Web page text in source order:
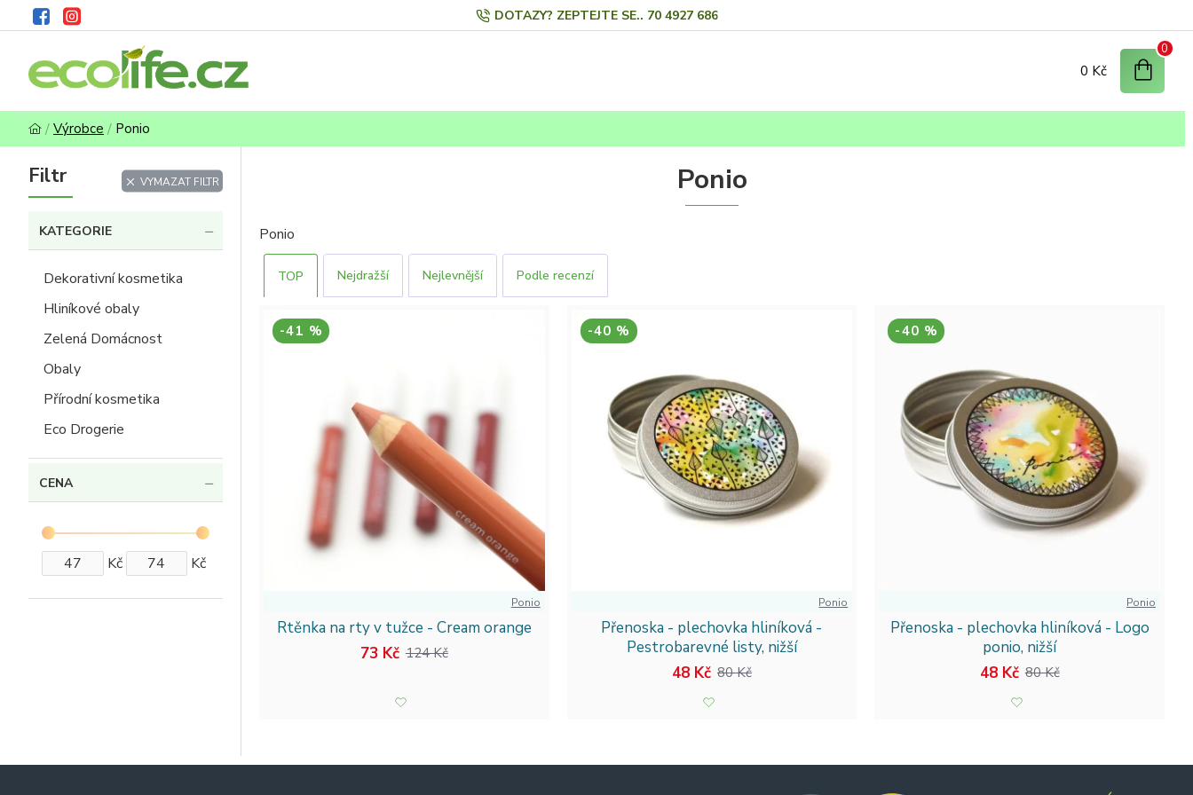
DOTAZY? ZEPTEJTE SE.. 70 4927 686
0 Kč
0
Výrobce Ponio
Filtr VYMAZAT FILTR
CENA
Kč Kč
KATEGORIE
Dekorativní kosmetika
Hliníkové obaly
Zelená Domácnost
Obaly
Přírodní kosmetika
Eco Drogerie
Ponio
Ponio
TOP Nejdražší Nejlevnější Podle recenzí
-41 %
Ponio
Rtěnka na rty v tužce - Cream orange
73 Kč 124 Kč
-40 %
Ponio
Přenoska - plechovka hliníková -
Pestrobarevné listy, nižší
48 Kč 80 Kč
-40 %
Ponio
Přenoska - plechovka hliníková - Logo
ponio, nižší
48 Kč 80 Kč